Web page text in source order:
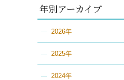
年別アーカイブ
2026年
2025年
2024年